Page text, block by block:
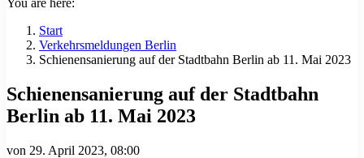
You are here:
Start
Verkehrsmeldungen Berlin
Schienensanierung auf der Stadtbahn Berlin ab 11. Mai 2023
Schienensanierung auf der Stadtbahn
Berlin ab 11. Mai 2023
von 29. April 2023, 08:00